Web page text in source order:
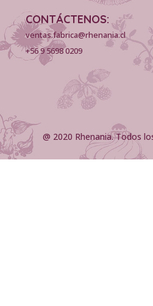
CONTÁCTENOS:
ventas.fabrica@rhenania.cl
+56 9 5698 0209
@ 2020 Rhenania. Todos